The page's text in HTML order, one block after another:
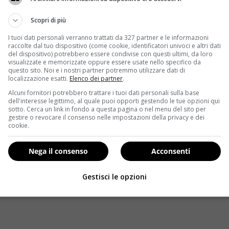
Redazione
Disclaimer
Privacy Policy
Srl - Via Cavour 310 - 00184 Roma (RM) - P.Iva
Non può pertanto considerarsi un prodotto
Scopri di più
I tuoi dati personali verranno trattati da 327 partner e le informazioni
raccolte dal tuo dispositivo (come cookie, identificatori univoci e altri dati
del dispositivo) potrebbero essere condivise con questi ultimi, da loro
visualizzate e memorizzate oppure essere usate nello specifico da
questo sito. Noi e i nostri partner potremmo utilizzare dati di
localizzazione esatti. Elenco dei partner.
Alcuni fornitori potrebbero trattare i tuoi dati personali sulla base
dell'interesse legittimo, al quale puoi opporti gestendo le tue opzioni qui
sotto. Cerca un link in fondo a questa pagina o nel menu del sito per
gestire o revocare il consenso nelle impostazioni della privacy e dei
cookie.
Acconsenti
Nega il consenso
Gestisci le opzioni